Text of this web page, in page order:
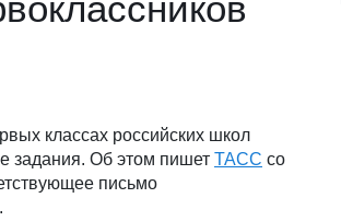
классах российских школ
задания. Об этом пишет ТАСС со
письмо